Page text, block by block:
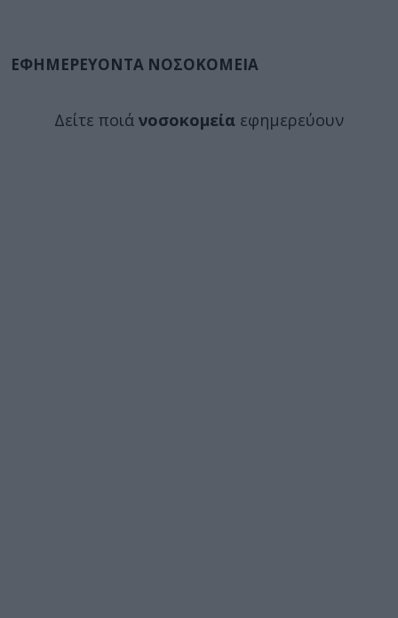
ΕΦΗΜΕΡΕΥΟΝΤΑ ΝΟΣΟΚΟΜΕΙΑ
Δείτε ποιά νοσοκομεία εφημερεύουν